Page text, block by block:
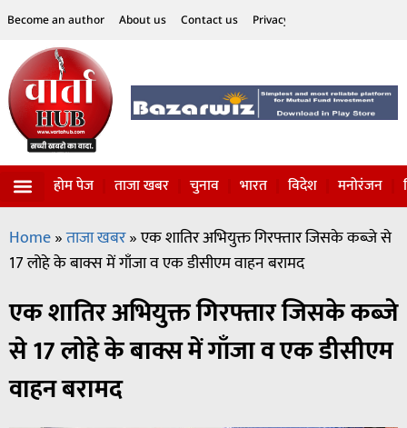
Become an author About us Contact us Privacy Policy
होम पेज ताजा खबर चुनाव भारत विदेश मनोरंजन
Home»ताजा खबर»एक शातिर अभियुक्त गिरफ्तार जिसके कब्जे से
17 लोहे के बाक्स में गाँजा व एक डीसीएम वाहन बरामद
एक शातिर अभियुक्त गिरफ्तार जिसके कब्जे
से 17 लोहे के बाक्स में गाँजा व एक डीसीएम
वाहन बरामद